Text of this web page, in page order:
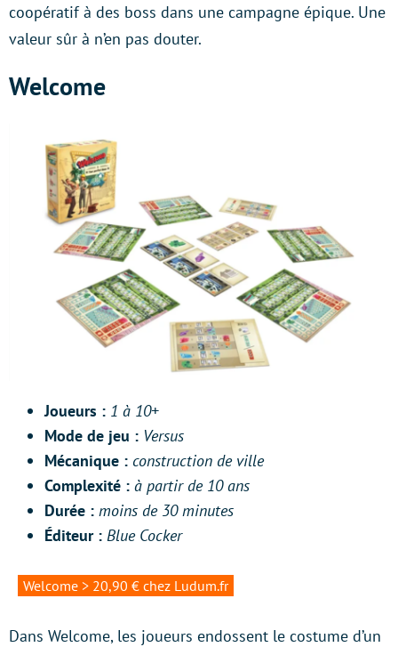
coopératif à des boss dans une campagne épique. Une
valeur sûr à n’en pas douter.
Welcome
Joueurs : 1 à 10+
Mode de jeu : Versus
Mécanique : construction de ville
Complexité : à partir de 10 ans
Durée : moins de 30 minutes
Éditeur : Blue Cocker
Welcome > 20,90 € chez Ludum.fr
Dans Welcome, les joueurs endossent le costume d’un